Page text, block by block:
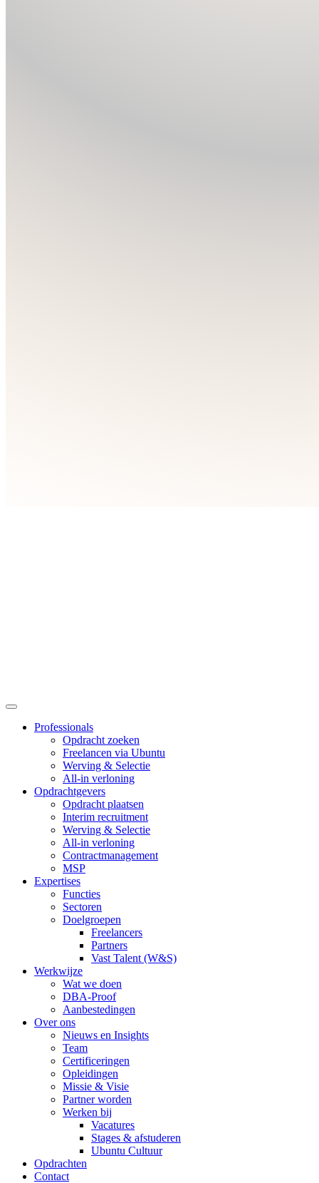
Professionals
Opdracht zoeken
Freelancen via Ubuntu
Werving & Selectie
All-in verloning
Opdrachtgevers
Opdracht plaatsen
Interim recruitment
Werving & Selectie
All-in verloning
Contractmanagement
MSP
Expertises
Functies
Sectoren
Doelgroepen
Freelancers
Partners
Vast Talent (W&S)
Werkwijze
Wat we doen
DBA-Proof
Aanbestedingen
Over ons
Nieuws en Insights
Team
Certificeringen
Opleidingen
Missie & Visie
Partner worden
Werken bij
Vacatures
Stages & afstuderen
Ubuntu Cultuur
Opdrachten
Contact